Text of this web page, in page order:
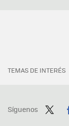
TEMAS DE INTERÉS
Síguenos